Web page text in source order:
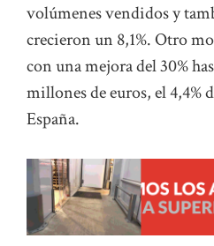
volúmenes vendidos y
crecieron un 8,1%. Otro
con una mejora del 30%
millones de euros, el 4,4%
España.